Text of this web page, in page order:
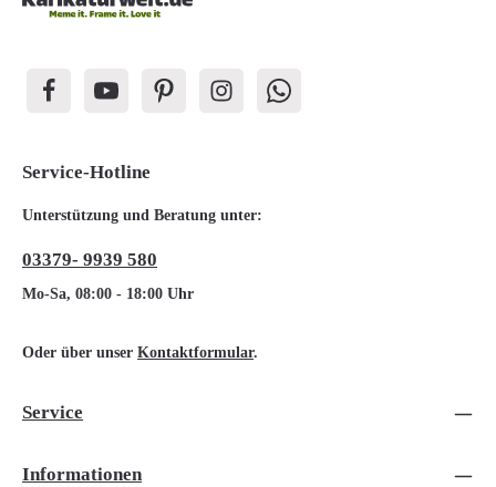
Service-Hotline
Unterstützung und Beratung unter:
03379- 9939 580
Mo-Sa, 08:00 - 18:00 Uhr
Oder über unser Kontaktformular.
Service
Informationen